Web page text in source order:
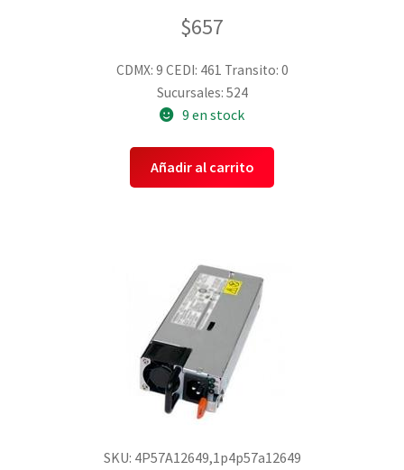
$657
CDMX: 9 CEDI: 461 Transito: 0
Sucursales: 524
9 en stock
Añadir al carrito
SKU: 4P57A12649,1p4p57a12649